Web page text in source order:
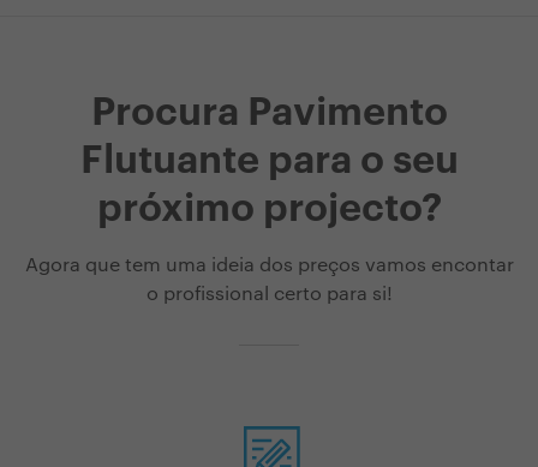
Procura Pavimento
Flutuante para o seu
próximo projecto?
Agora que tem uma ideia dos preços vamos encontar
o profissional certo para si!